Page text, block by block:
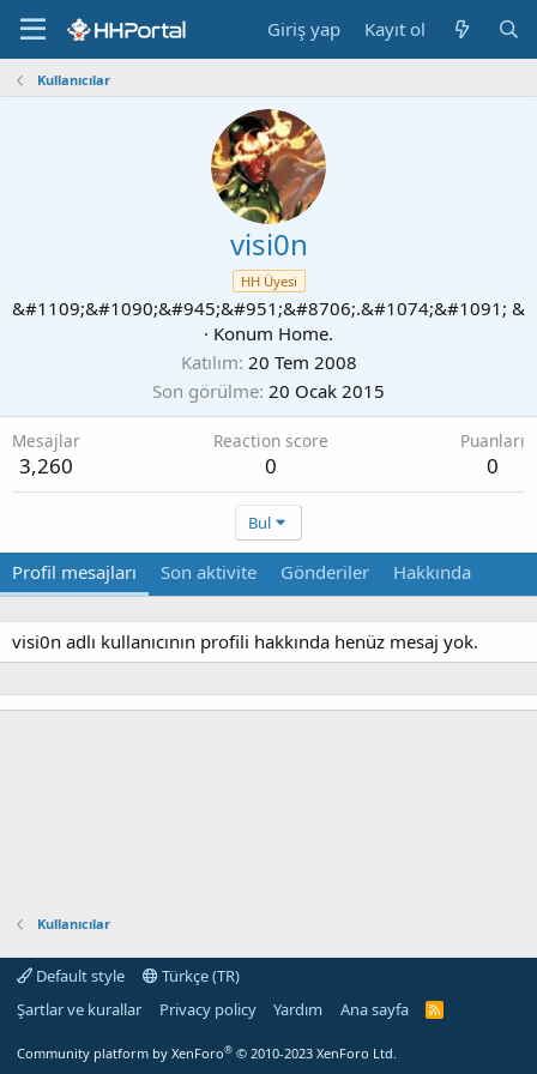
Giriş yap Kayıt ol
Kullanıcılar
visi0n
HH Üyesi
&#1109;&#1090;&#945;&#951;&#8706;.&#1074;&#1091; &
· Konum Home.
Katılım 20 Tem 2008
Son görülme 20 Ocak 2015
Mesajlar
3,260
Reaction score
0
Puanları
0
Bul
Profil mesajları Son aktivite Gönderiler Hakkında
visi0n adlı kullanıcının profili hakkında henüz mesaj yok.
Kullanıcılar
Default style
Türkçe (TR)
Şartlar ve kurallar
Privacy policy Yardım Ana sayfa
R
Community platform by XenForo® © 2010-2023 XenForo Ltd.